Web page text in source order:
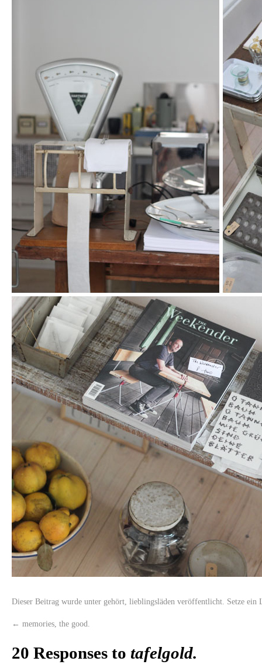
Dieser Beitrag wurde unter gehört lieblingsläden veröffentlicht. Setze ein
← memories, the good.
20 Responses to tafelgold.